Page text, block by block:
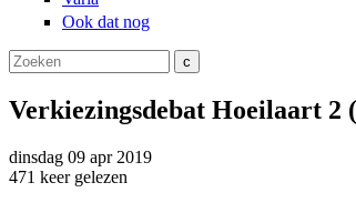
Ook dat nog
Zoeken
Verkiezingsdebat Hoeilaart 2
dinsdag 09 apr2019
471 keer gelezen